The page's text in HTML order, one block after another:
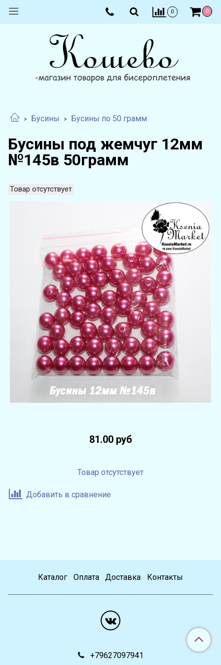
0 0
Бусины Бусины по 50 грамм
Бусины под жемчуг 12мм
№145в 50грамм
Товар отсутствует
81.00 руб
Товар отсутствует
Добавить в сравнение
Каталог Оплата Доставка Контакты
+79627097941